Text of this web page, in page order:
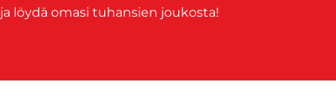
ja löydä omasi tuhansien joukosta!